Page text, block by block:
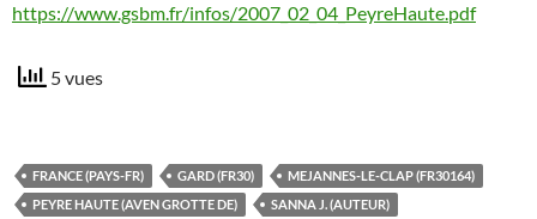
https://www.gsbm.fr/infos/2007_02_04_PeyreHaute.pdf
5 vues
FRANCE (PAYS-FR) GARD (FR30)
MEJANNES-LE-CLAP (FR30164)
PEYRE HAUTE (AVEN GROTTE DE)
SANNA J. (AUTEUR)